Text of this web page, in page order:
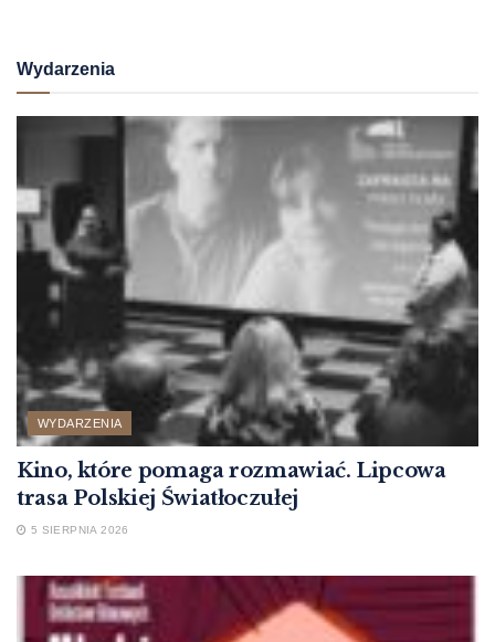
Wydarzenia
WYDARZENIA
Kino, które pomaga rozmawiać. Lipcowa
trasa Polskiej Światłoczułej
5 SIERPNIA 2026